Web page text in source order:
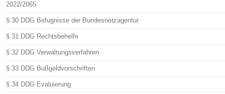
2022/2065
§ 30 DDG Befugnisse der Bundesnetzagentur
§ 31 DDG Rechtsbehelfe
§ 32 DDG Verwaltungsverfahren
§ 33 DDG Bußgeldvorschriften
§ 34 DDG Evaluierung